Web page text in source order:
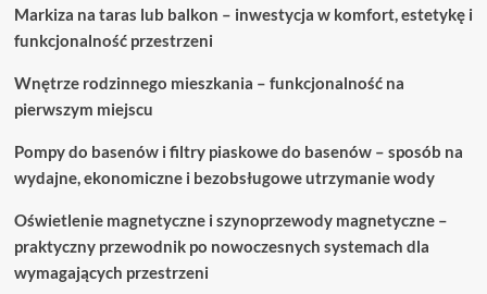
Markiza na taras lub balkon – inwestycja w komfort, estetykę i
funkcjonalność przestrzeni
Wnętrze rodzinnego mieszkania – funkcjonalność na
pierwszym miejscu
Pompy do basenów i filtry piaskowe do basenów – sposób na
wydajne, ekonomiczne i bezobsługowe utrzymanie wody
Oświetlenie magnetyczne i szynoprzewody magnetyczne –
praktyczny przewodnik po nowoczesnych systemach dla
wymagających przestrzeni